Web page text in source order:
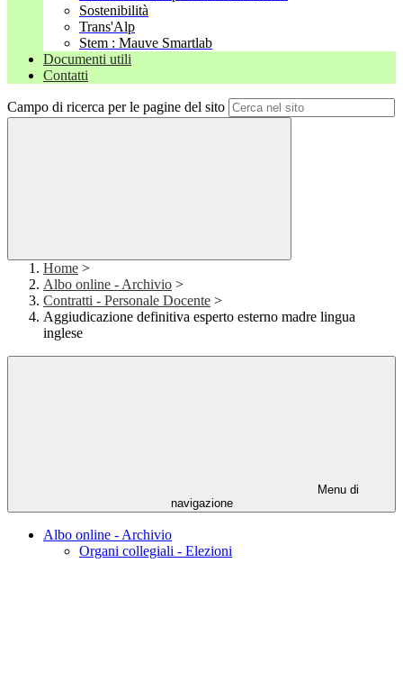
Sostenibilità
Trans'Alp
Stem : Mauve Smartlab
Documenti utili
Contatti
Campo di ricerca per le pagine del sito
Home >
Albo online - Archivio >
Contratti - Personale Docente >
Aggiudicazione definitiva esperto esterno madre lingua
inglese
Menu di
navigazione
Albo online - Archivio
Organi collegiali - Elezioni